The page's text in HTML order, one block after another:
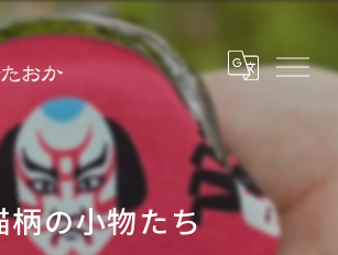
柄の小物たち